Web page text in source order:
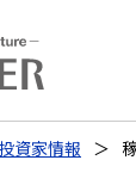
投資家情報